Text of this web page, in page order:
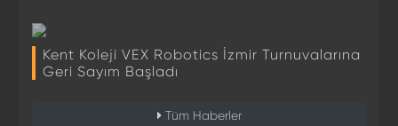
Kent Koleji VEX Robotics İzmir Turnuvalarına
Geri Sayım Başladı
Tüm Haberler